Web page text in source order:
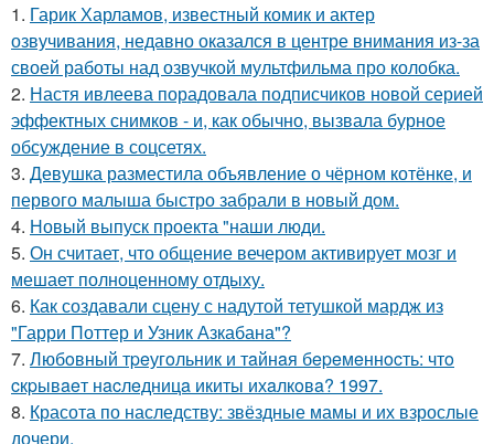
1. Гарик Харламов, известный комик и актер
озвучивания, недавно оказался в центре внимания из-за
своей работы над озвучкой мультфильма про колобка.
2. Настя ивлеева порадовала подписчиков новой серией
эффектных снимков - и, как обычно, вызвала бурное
обсуждение в соцсетях.
3. Девушка разместила объявление о чёрном котёнке, и
первого малыша быстро забрали в новый дом.
4. Новый выпуск проекта "наши люди.
5. Он считает, что общение вечером активирует мозг и
мешает полноценному отдыху.
6. Как создавали сцену с надутой тетушкой мардж из
"Гарри Поттер и Узник Азкабана"?
7. Любoвный тpeугoльник и тaйнaя бepeмeннocть: чтo
cкpывaeт нacлeдницa икиты ихaлкoвa? 1997.
8. Красота по наследству: звёздные мамы и их взрослые
дочери.